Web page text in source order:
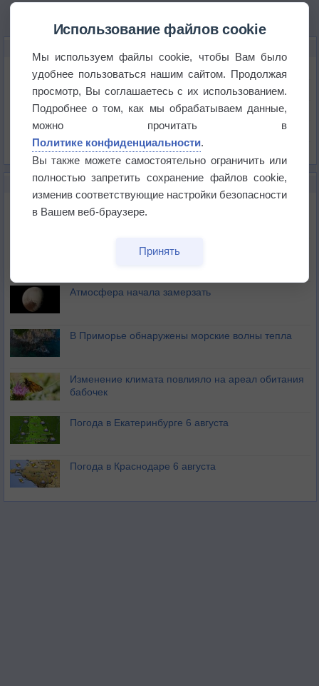
Температура
Давление
Осадки
Облачность
Список всех карт
НОВОЕ О ПОГОДЕ
Космическая погода и транспорт
Приложение построит маршрут через тень
Атмосфера начала замерзать
В Приморье обнаружены морские волны тепла
Изменение климата повлияло на ареал обитания
бабочек
Погода в Екатеринбурге 6 августа
Погода в Краснодаре 6 августа
Использование файлов cookie
Мы используем файлы cookie, чтобы Вам было
удобнее пользоваться нашим сайтом. Продолжая
просмотр, Вы соглашаетесь с их использованием.
Подробнее о том, как мы обрабатываем данные,
можно прочитать в
Политике конфиденциальности.
Вы также можете самостоятельно ограничить или
полностью запретить сохранение файлов cookie,
изменив соответствующие настройки безопасности
в Вашем веб-браузере.
Принять